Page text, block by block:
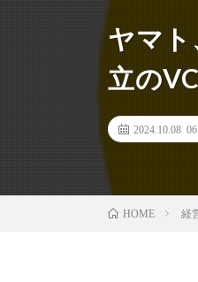
ヤマト
立の
2024.10.08
HOME 経